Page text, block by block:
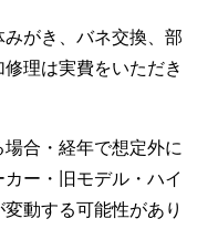
がき、バネ交換、部
理は実費をいただき
合・経年で想定外に
ー・旧モデル・ハイ
動する可能性があり